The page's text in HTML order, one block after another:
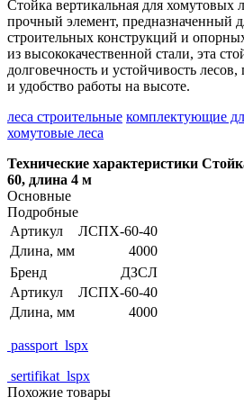
Стойка вертикальная для хомутовых
прочный элемент, предназначенный
строительных конструкций и
из высококачественной стали, эта
долговечность и устойчивость лесов,
и удобство работы на высоте.
леса строительные комплектующие
хомутовые леса
Технические характеристики
60, длина 4 м
Основные
Подробные
Артикул
ЛСПХ-60-40
Длина, мм
4000
Бренд
ДЗСЛ
Артикул
ЛСПХ-60-40
Длина, мм
4000
passport_lspx
sertifikat_lspx
Похожие товары